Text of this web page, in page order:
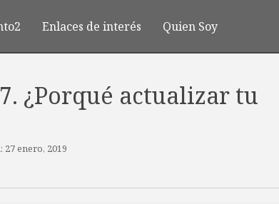
Enlaces de interés Quien Soy
¿Porqué actualizar tu
27 enero, 2019